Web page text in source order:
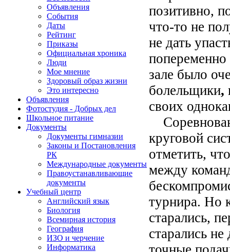
Объявления
События
Даты
Рейтинг
Приказы
Официальная хроника
Люди
Мое мнение
Здоровый образ жизни
Это интересно
Объявления
Фотостудия - Добрых дел
Школьное питание
Документы
Документы гимназии
Законы и Постановления
РК
Международные документы
Правоустанавливающие
документы
Учебный центр
Английский язык
Биология
Всемирная история
География
ИЗО и черчение
Информатика
позитивно,
что-то не
не дать
попеременно
зале было
болельщики,
своих
круговой
отметить,
между
турнира. Но
старались,
старались